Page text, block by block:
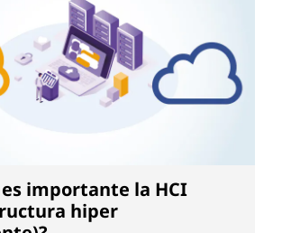
importante la HCI
hiper